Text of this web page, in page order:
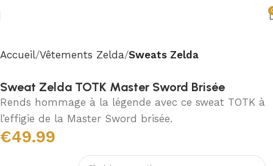
Accueil Vêtements Zelda Sweats Zelda
Sweat Zelda TOTK Master Sword Brisée
Rends hommage à la légende avec ce sweat TOTK à
l’effigie de la Master Sword brisée.
€49.99